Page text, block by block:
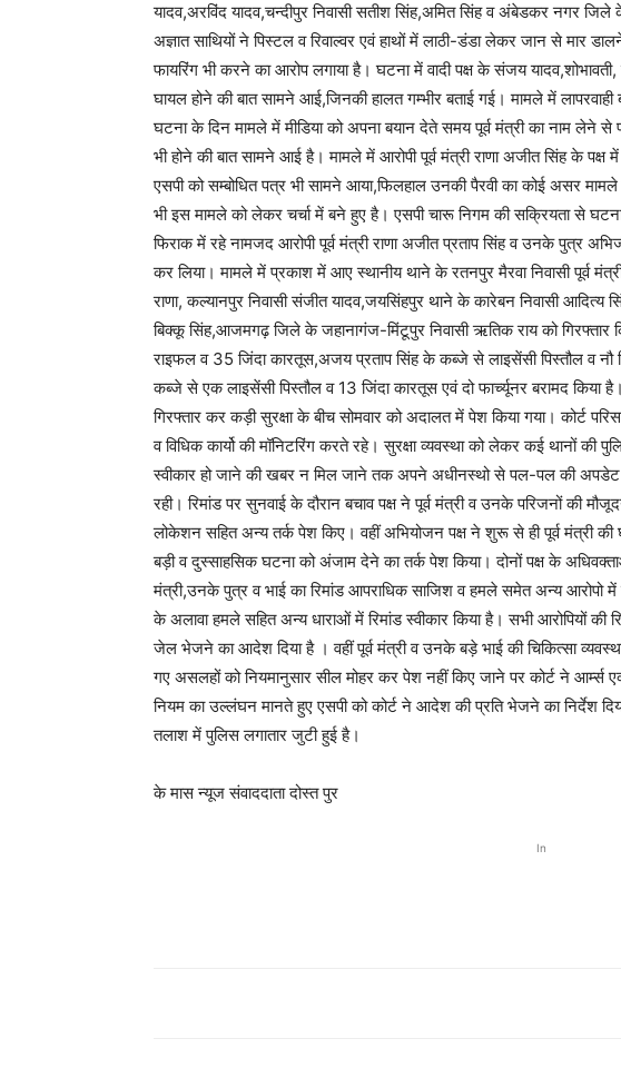
यादव,अरविंद यादव,चन्दीपुर निवासी सतीश सिंह,अमित सिंह व अंबेडकर नगर जिले
अज्ञात साथियों ने पिस्टल व रिवाल्वर एवं हाथों में लाठी-डंडा लेकर जान से मार
फायरिंग भी करने का आरोप लगाया है। घटना में वादी पक्ष के संजय
घायल होने की बात सामने आई,जिनकी हालत गम्भीर बताई गई। मामले में
घटना के दिन मामले में मीडिया को अपना बयान देते समय पूर्व मंत्री का नाम लेने
भी होने की बात सामने आई है। मामले में आरोपी पूर्व मंत्री राणा अजीत सिंह के पक्ष
एसपी को सम्बोधित पत्र भी सामने आया,फिलहाल उनकी पैरवी का कोई असर
भी इस मामले को लेकर चर्चा में बने हुए है। एसपी चारू निगम की सक्रियता से
फिराक में रहे नामजद आरोपी पूर्व मंत्री राणा अजीत प्रताप सिंह व उनके पुत्र
कर लिया। मामले में प्रकाश में आए स्थानीय थाने के रतनपुर मैरवा निवासी पूर्व
राणा, कल्यानपुर निवासी संजीत यादव,जयसिंहपुर थाने के कारेबन निवासी आदित्य
बिक्कू सिंह,आजमगढ़ जिले के जहानागंज-मिंटूपुर निवासी ऋतिक राय को गिरफ्तार
राइफल व 35 जिंदा कारतूस,अजय प्रताप सिंह के कब्जे से लाइसेंसी पिस्तौल व नौ
कब्जे से एक लाइसेंसी पिस्तौल व 13 जिंदा कारतूस एवं दो फार्च्यूनर बरामद किया
गिरफ्तार कर कड़ी सुरक्षा के बीच सोमवार को अदालत में पेश किया गया। कोर्ट
व विधिक कार्यो की मॉनिटरिंग करते रहे। सुरक्षा व्यवस्था को लेकर कई थानों की
स्वीकार हो जाने की खबर न मिल जाने तक अपने अधीनस्थो से पल-पल की अपडेट
रही। रिमांड पर सुनवाई के दौरान बचाव पक्ष ने पूर्व मंत्री व उनके परिजनों की
लोकेशन सहित अन्य तर्क पेश किए। वहीं अभियोजन पक्ष ने शुरू से ही पूर्व मंत्री
बड़ी व दुस्साहसिक घटना को अंजाम देने का तर्क पेश किया। दोनों पक्ष के
मंत्री,उनके पुत्र व भाई का रिमांड आपराधिक साजिश व हमले समेत अन्य आरोपो में
के अलावा हमले सहित अन्य धाराओं में रिमांड स्वीकार किया है। सभी आरोपियों
जेल भेजने का आदेश दिया है । वहीं पूर्व मंत्री व उनके बड़े भाई की चिकित्सा
गए असलहों को नियमानुसार सील मोहर कर पेश नहीं किए जाने पर कोर्ट ने आर्म्स
नियम का उल्लंघन मानते हुए एसपी को कोर्ट ने आदेश की प्रति भेजने का निर्देश
तलाश में पुलिस लगातार जुटी हुई है।
के मास न्यूज संवाददाता दोस्त पुर
In